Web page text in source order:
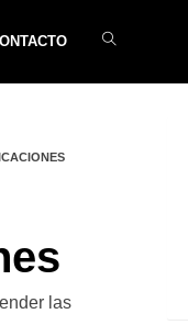
las